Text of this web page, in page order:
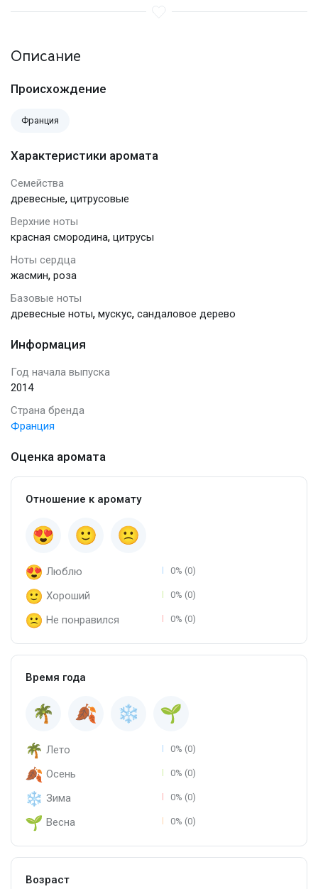
Описание
Происхождение
Франция
Характеристики аромата
Семейства
древесные, цитрусовые
Верхние ноты
красная смородина, цитрусы
Ноты сердца
жасмин, роза
Базовые ноты
древесные ноты, мускус, сандаловое дерево
Информация
Год начала выпуска
2014
Страна бренда
Франция
Оценка аромата
Отношение к аромату
Люблю 0% (0)
Хороший 0% (0)
Не понравился 0% (0)
Время года
Лето 0% (0)
Осень 0% (0)
Зима 0% (0)
Весна 0% (0)
Возраст